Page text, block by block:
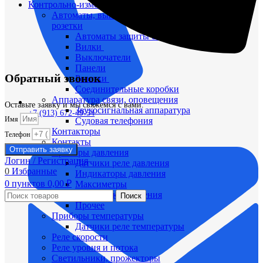
+7 (913) 672-49-54
Контрольно-измерительные приборы (КИПиА)
Автоматы, выключатели, переключатели, вилки,
розетки
Автоматы защиты сети
Вилки
Выключатели
Панели
Розетки
Соединительные коробки
Аппаратура связи, оповещения
Звукосигнальная аппаратура
Судовая телефония
Контакторы
Контакты
Приборы давления
Датчики реле давления
Индикаторы давления
Максиметры
Приемники давления
Прочее
Приборы температуры
Датчики реле температуры
Реле скорости
Реле уровня и потока
Светильники, прожекторы
Обратный звонок
Оставьте заявку и мы свяжемся с вами.
Имя
Телефон
Отправить заявку
Логин / Регистрация
0 Избранные
0 пунктов 0,00₽
Поиск